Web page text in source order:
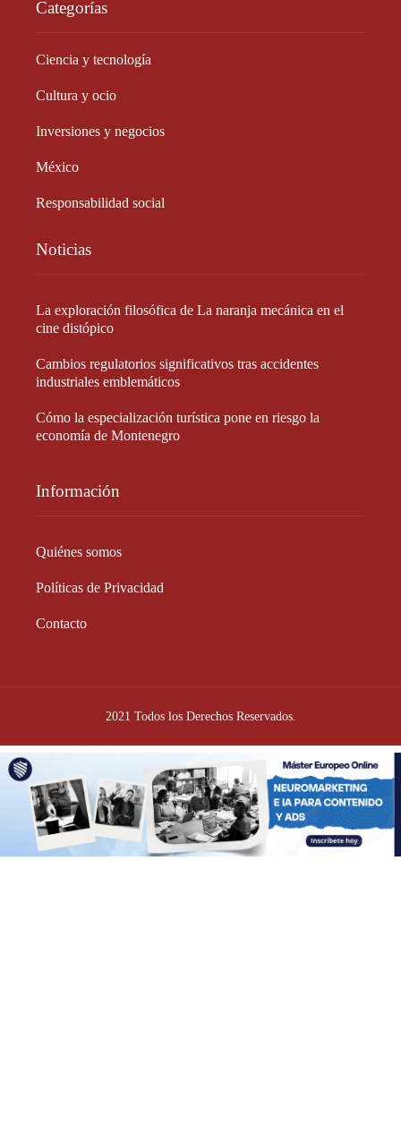
Categorías
Ciencia y tecnología
Cultura y ocio
Inversiones y negocios
México
Responsabilidad social
Noticias
La exploración filosófica de La naranja mecánica en el
cine distópico
Cambios regulatorios significativos tras accidentes
industriales emblemáticos
Cómo la especialización turística pone en riesgo la
economía de Montenegro
Información
Quiénes somos
Políticas de Privacidad
Contacto
2021 Todos los Derechos Reservados.